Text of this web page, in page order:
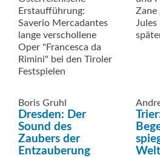
Erstaufführung:
Saverio Mercadantes
lange verschollene
Oper "Francesca da
Rimini" bei den Tiroler
Festspielen
Zane
Boris Gruhl
Dresden: Der
Sound des
Zaubers der
Entzauberung